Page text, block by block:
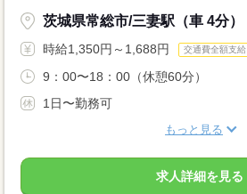
茨城県常総市/三妻駅（車 4分）
時給1,350円～1,688円 交通費全額支給
9：00〜18：00（休憩60分）
1日〜勤務可
もっと見る
求人詳細を見る